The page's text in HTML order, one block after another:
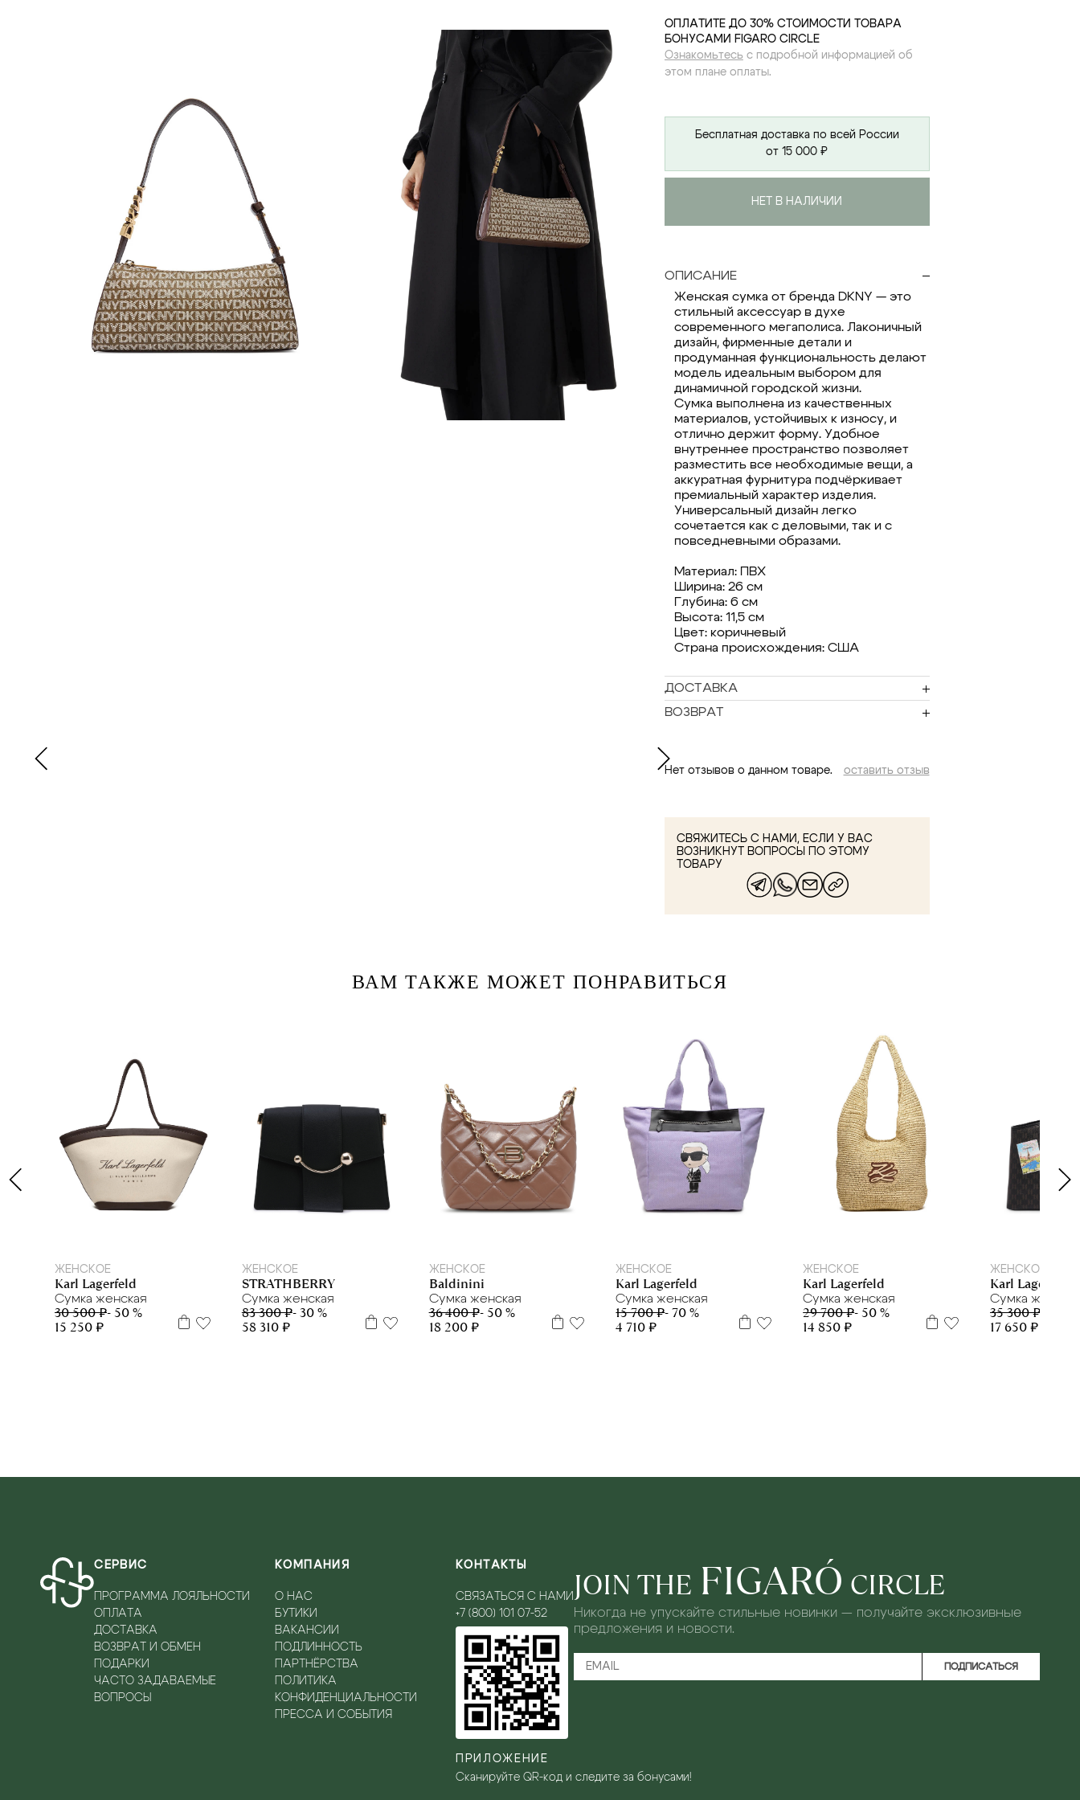
ОПЛАТИТЕ ДО 30% СТОИМОСТИ ТОВАРА
БОНУСАМИ FIGARO CIRCLE
Ознакомьтесь с подробной информацией об
этом плане оплаты.
Бесплатная доставка по всей России
от 15 000 ₽
НЕТ В НАЛИЧИИ
ОПИСАНИЕ
Женская сумка от бренда DKNY — это
стильный аксессуар в духе
современного мегаполиса. Лаконичный
дизайн, фирменные детали и
продуманная функциональность делают
модель идеальным выбором для
динамичной городской жизни.
Сумка выполнена из качественных
материалов, устойчивых к износу, и
отлично держит форму. Удобное
внутреннее пространство позволяет
разместить все необходимые вещи, а
аккуратная фурнитура подчёркивает
премиальный характер изделия.
Универсальный дизайн легко
сочетается как с деловыми, так и с
повседневными образами.
Материал: ПВХ
Ширина: 26 см
Глубина: 6 см
Высота: 11,5 см
Цвет: коричневый
Страна происхождения: США
ДОСТАВКА
ВОЗВРАТ
Нет отзывов о данном товаре. оставить отзыв
СВЯЖИТЕСЬ С НАМИ, ЕСЛИ У ВАС
ВОЗНИКНУТ ВОПРОСЫ ПО ЭТОМУ
ТОВАРУ
ВАМ ТАКЖЕ МОЖЕТ ПОНРАВИТЬСЯ
ЖЕНСКОЕ
Karl Lagerfeld
Сумка женская
30 500 ₽- 50 %
15 250 ₽
ЖЕНСКОЕ
STRATHBERRY
Сумка женская
83 300 ₽- 30 %
58 310 ₽
ЖЕНСКОЕ
Baldinini
Сумка женская
36 400 ₽- 50 %
18 200 ₽
ЖЕНСКОЕ
Karl Lagerfeld
Сумка женская
15 700 ₽- 70 %
4 710 ₽
ЖЕНСКОЕ
Karl Lagerfeld
Сумка женская
29 700 ₽- 50 %
14 850 ₽
ЖЕНСКОЕ
Karl Lagerfeld
Сумка
35 300 ₽
17 650 ₽
СЕРВИС
ПРОГРАММА ЛОЯЛЬНОСТИ
ОПЛАТА
ДОСТАВКА
ВОЗВРАТ И ОБМЕН
ПОДАРКИ
ЧАСТО ЗАДАВАЕМЫЕ
ВОПРОСЫ
КОМПАНИЯ
О НАС
БУТИКИ
ВАКАНСИИ
ПОДЛИННОСТЬ
ПАРТНЁРСТВА
ПОЛИТИКА
КОНФИДЕНЦИАЛЬНОСТИ
ПРЕССА И СОБЫТИЯ
КОНТАКТЫ
СВЯЗАТЬСЯ С НАМИ
+7 (800) 101 07-52
ПРИЛОЖЕНИЕ
Сканируйте QR-код и следите за бонусами!
JOIN THE FIGARÓ CIRCLE
Никогда не упускайте стильные новинки — получайте эксклюзивные
предложения и новости.
ПОДПИСАТЬСЯ